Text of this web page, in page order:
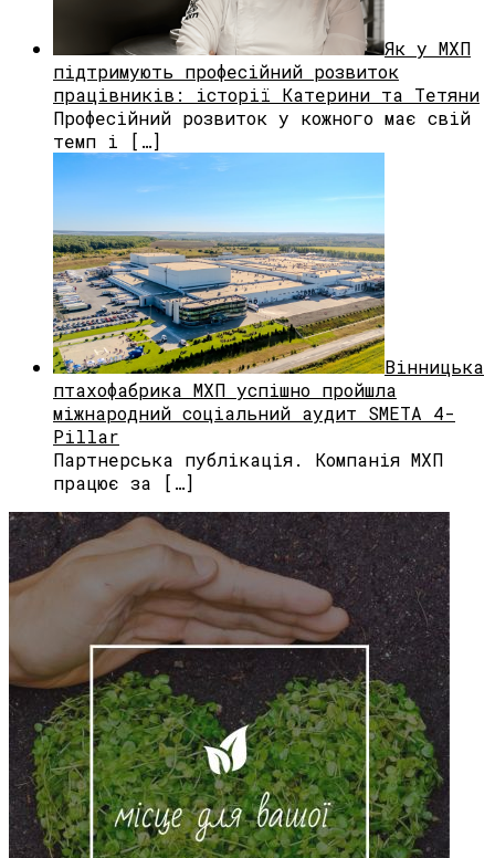
Як у МХП
підтримують професійний розвиток
працівників: історії Катерини та Тетяни
Професійний розвиток у кожного має свій
темп і […]
Вінницька
птахофабрика МХП успішно пройшла
міжнародний соціальний аудит SMETA 4-
Pillar
Партнерська публікація. Компанія МХП
працює за […]